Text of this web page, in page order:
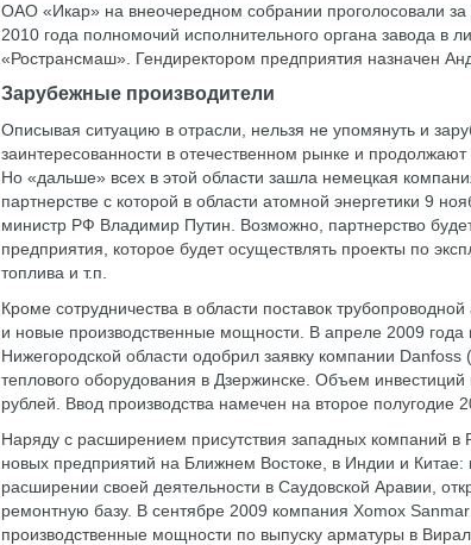
ОАО «Икар» на внеочередном собрании проголосовали
2010 года полномочий исполнительного органа завода
«Ространсмаш». Гендиректором предприятия назначен
Зарубежные производители
Описывая ситуацию в отрасли, нельзя не упомянуть и
заинтересованности в отечественном рынке и продолжают
Но «дальше» всех в этой области зашла немецкая
партнерстве с которой в области атомной энергетики 9
министр РФ Владимир Путин. Возможно, партнерство
предприятия, которое будет осуществлять проекты по
топлива и т.п.
Кроме сотрудничества в области поставок
и новые производственные мощности. В апреле 2009 года
Нижегородской области одобрил заявку компании Danfoss
теплового оборудования в Дзержинске. Объем инвестиций
рублей. Ввод производства намечен на второе полугодие
Наряду с расширением присутствия западных компаний в
новых предприятий на Ближнем Востоке, в Индии и
расширении своей деятельности в Саудовской Аравии,
ремонтную базу. В сентябре 2009 компания Xomox
производственные мощности по выпуску арматуры в